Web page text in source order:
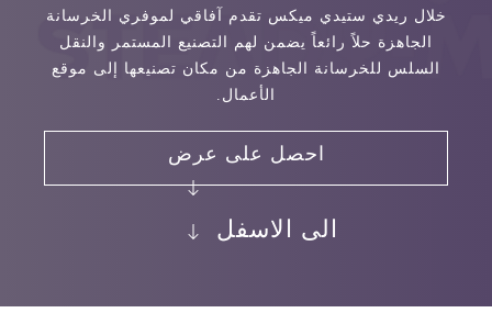
خلال ريدي ستيدي ميكس تقدم آفاقي لموفري الخرسانة
الجاهزة حلاً رائعاً يضمن لهم التصنيع المستمر والنقل
السلس للخرسانة الجاهزة من مكان تصنيعها إلى موقع
الأعمال.
احصل على عرض
الى الاسفل